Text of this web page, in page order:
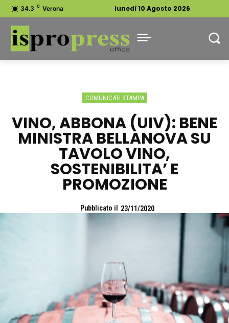
34.3 C Verona lunedì 10 Agosto 2026
COMUNICATI STAMPA
VINO, ABBONA (UIV): BENE
MINISTRA BELLANOVA SU
TAVOLO VINO,
SOSTENIBILITA’ E
PROMOZIONE
Pubblicato il 23/11/2020